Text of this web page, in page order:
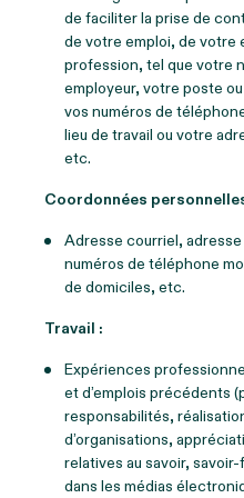
de faciliter la prise de
de votre emploi, de votre
profession, tel que votre
employeur, votre poste
vos numéros de
lieu de travail ou votre
etc.
Coordonnées
Adresse courriel,
numéros de téléphone
de domiciles, etc.
Travail :
Expériences
et d’emplois précédents
responsabilités,
d’organisations,
relatives au savoir,
dans les médias